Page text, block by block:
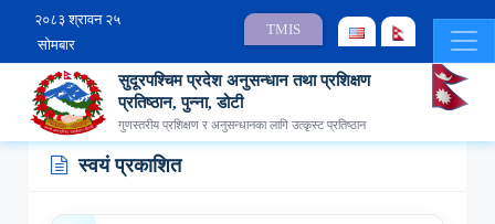
२०८३ श्रावन २५
सोमबार
TMIS
सुदूरपश्चिम प्रदेश अनुसन्धान तथा प्रशिक्षण
प्रतिष्ठान, पुन्ना, डोटी
गुणस्तरीय प्रशिक्षण र अनुसन्धानका लागि उत्कृस्ट प्रतिष्ठान
स्वयं प्रकाशित